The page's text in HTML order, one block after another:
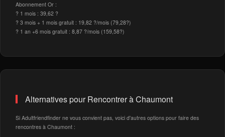
Abonnement Or :
? 1 mois : 39,62 ?
? 3 mois + 1 mois gratuit : 19,82 ?/mois (79,28?)
? 1 an +6 mois gratuit : 8,87 ?/mois (159,58?)
Alternatives pour Rencontrer à Chaumont
Si Adultfriendfinder ne vous convient pas, voici d'autres options pour faire des
rencontres à Chaumont :